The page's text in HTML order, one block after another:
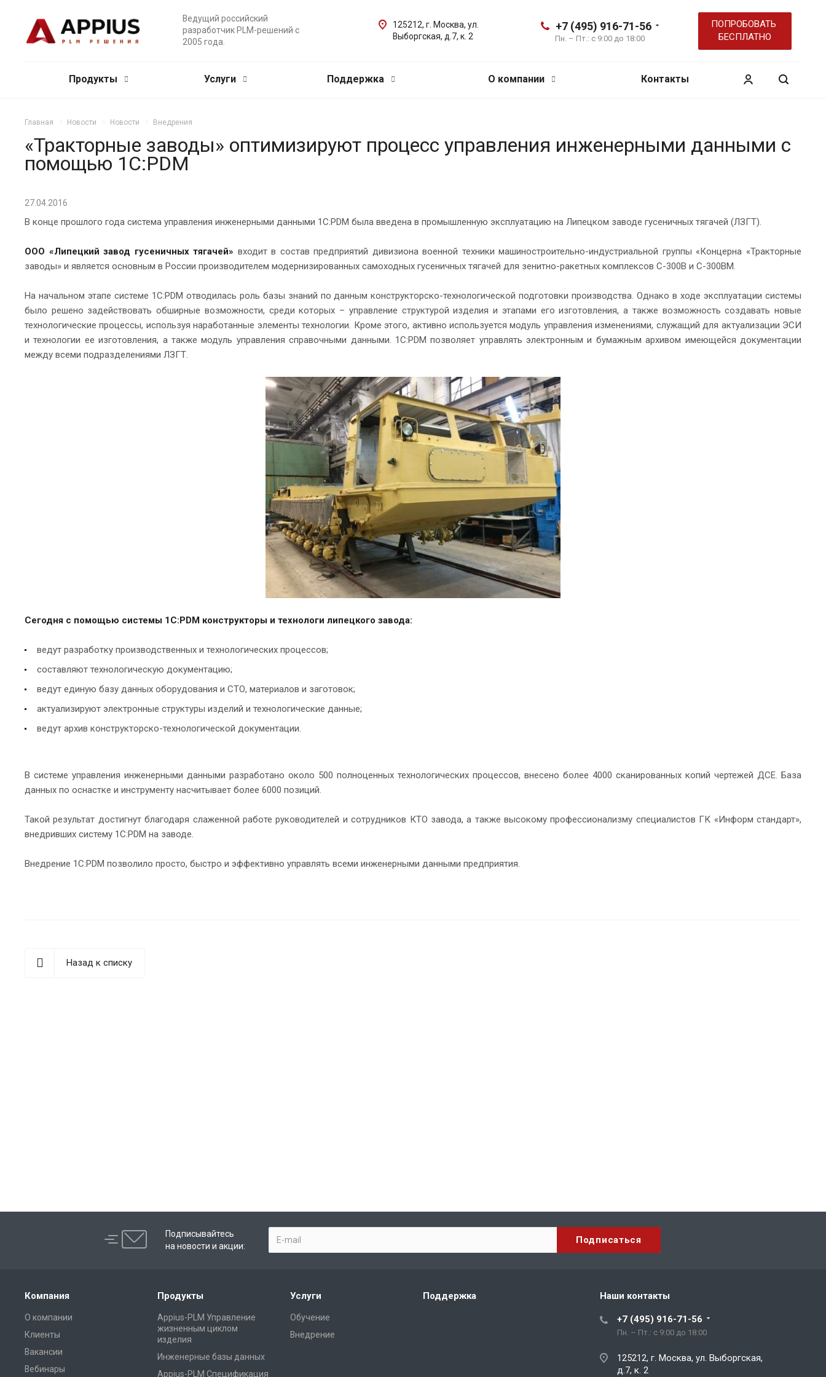
Ведущий российский
разработчик PLM-решений с
2005 года.
ПОПРОБОВАТЬ
БЕСПЛАТНО
+7 (495) 916-71-56
Пн. – Пт.: с 9:00 до 18:00
125212, г. Москва, ул.
Выборгская, д.7, к. 2
Продукты Услуги Поддержка О компании Контакты
Главная Новости Новости Внедрения
«Тракторные заводы» оптимизируют процесс управления инженерными данными с
помощью 1С:PDM
27.04.2016
В конце прошлого года система управления инженерными данными 1С:PDM была введена в промышленную эксплуатацию на Липецком заводе гусеничных тягачей (ЛЗГТ).
ООО «Липецкий завод гусеничных тягачей» входит в состав предприятий дивизиона военной техники машиностроительно-индустриальной группы «Концерна «Тракторные
заводы» и является основным в России производителем модернизированных самоходных гусеничных тягачей для зенитно-ракетных комплексов С-300В и С-300ВМ.
На начальном этапе системе 1С:PDM отводилась роль базы знаний по данным конструкторско-технологической подготовки производства. Однако в ходе эксплуатации системы
было решено задействовать обширные возможности, среди которых – управление структурой изделия и этапами его изготовления, а также возможность создавать новые
технологические процессы, используя наработанные элементы технологии. Кроме этого, активно используется модуль управления изменениями, служащий для актуализации ЭСИ
и технологии ее изготовления, а также модуль управления справочными данными. 1С:PDM позволяет управлять электронным и бумажным архивом имеющейся документации
между всеми подразделениями ЛЗГТ.
Сегодня с помощью системы 1С:PDM конструкторы и технологи липецкого завода:
ведут разработку производственных и технологических процессов;
составляют технологическую документацию;
ведут единую базу данных оборудования и СТО, материалов и заготовок;
актуализируют электронные структуры изделий и технологические данные;
ведут архив конструкторско-технологической документации.
В системе управления инженерными данными разработано около 500 полноценных технологических процессов, внесено более 4000 сканированных копий чертежей ДСЕ. База
данных по оснастке и инструменту насчитывает более 6000 позиций.
Такой результат достигнут благодаря слаженной работе руководителей и сотрудников КТО завода, а также высокому профессионализму специалистов ГК «Информ стандарт»,
внедривших систему 1С:PDM на заводе.
Внедрение 1С:PDM позволило просто, быстро и эффективно управлять всеми инженерными данными предприятия.
Назад к списку
Подписывайтесь
на новости и акции:
Компания
О компании
Клиенты
Вакансии
Вебинары
Продукты
Appius-PLM Управление
жизненным циклом
изделия
Инженерные базы данных
Appius-PLM Спецификация
Услуги
Обучение
Внедрение
Поддержка Наши контакты
+7 (495) 916-71-56
Пн. – Пт.: с 9:00 до 18:00
125212, г. Москва, ул. Выборгская,
д.7, к. 2